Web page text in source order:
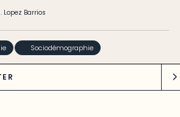
Lopez Barrios
Sociodémographie